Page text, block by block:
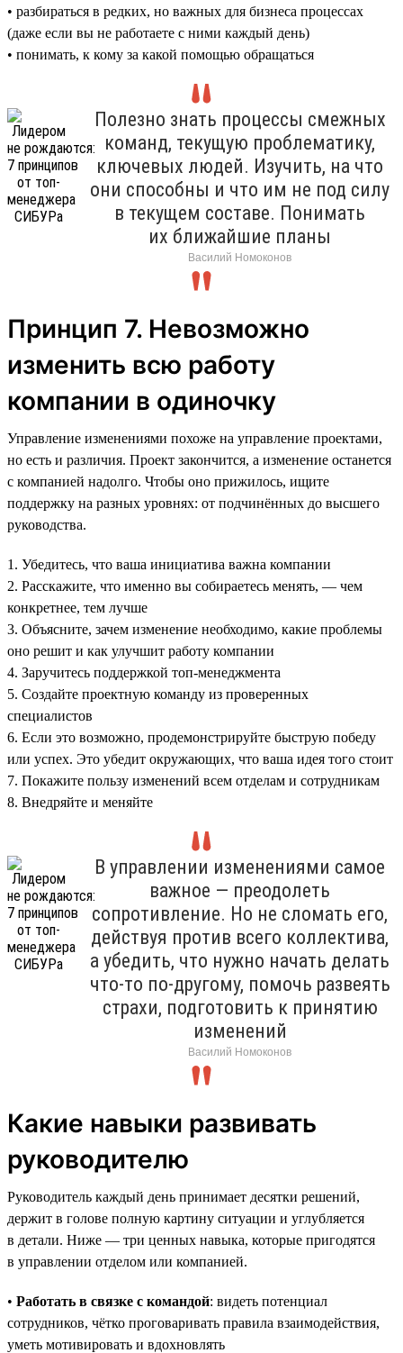
• разбираться в редких, но важных для бизнеса процессах
(даже если вы не работаете с ними каждый день)
• понимать, к кому за какой помощью обращаться
Полезно знать процессы смежных
команд, текущую проблематику,
ключевых людей. Изучить, на что
они способны и что им не под силу
в текущем составе. Понимать
их ближайшие планы
Василий Номоконов
Принцип 7. Невозможно
изменить всю работу
компании в одиночку
Управление изменениями похоже на управление проектами,
но есть и различия. Проект закончится, а изменение останется
с компанией надолго. Чтобы оно прижилось, ищите
поддержку на разных уровнях: от подчинённых до высшего
руководства.
1. Убедитесь, что ваша инициатива важна компании
2. Расскажите, что именно вы собираетесь менять, — чем
конкретнее, тем лучше
3. Объясните, зачем изменение необходимо, какие проблемы
оно решит и как улучшит работу компании
4. Заручитесь поддержкой топ-менеджмента
5. Создайте проектную команду из проверенных
специалистов
6. Если это возможно, продемонстрируйте быструю победу
или успех. Это убедит окружающих, что ваша идея того стоит
7. Покажите пользу изменений всем отделам и сотрудникам
8. Внедряйте и меняйте
В управлении изменениями самое
важное — преодолеть
сопротивление. Но не сломать его,
действуя против всего коллектива,
а убедить, что нужно начать делать
что-то по-другому, помочь развеять
страхи, подготовить к принятию
изменений
Василий Номоконов
Какие навыки развивать
руководителю
Руководитель каждый день принимает десятки решений,
держит в голове полную картину ситуации и углубляется
в детали. Ниже — три ценных навыка, которые пригодятся
в управлении отделом или компанией.
• Работать в связке с командой: видеть потенциал
сотрудников, чётко проговаривать правила взаимодействия,
уметь мотивировать и вдохновлять